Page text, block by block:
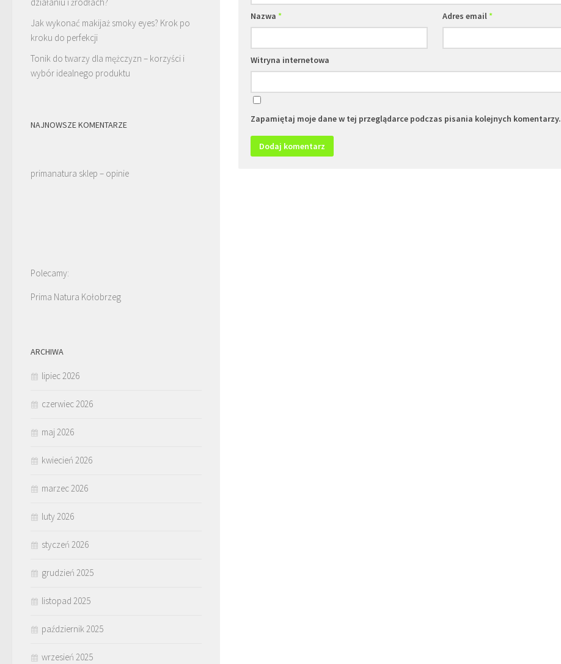
Nazwa * Adres email*
Witryna internetowa
Zapamiętaj moje dane w tej przeglądarce podczas pisania kolejnych komentarzy.
Jak wykonać makijaż smoky eyes? Krok po
kroku do perfekcji
Tonik do twarzy dla mężczyzn – korzyści i
wybór idealnego produktu
NAJNOWSZE KOMENTARZE
primanatura sklep – opinie
Polecamy:
Prima Natura Kołobrzeg
ARCHIWA
lipiec 2026
czerwiec 2026
maj 2026
kwiecień 2026
marzec 2026
luty 2026
styczeń 2026
grudzień 2025
listopad 2025
październik 2025
wrzesień 2025